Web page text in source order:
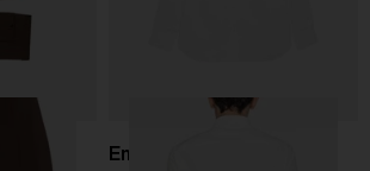
Emporio Armani